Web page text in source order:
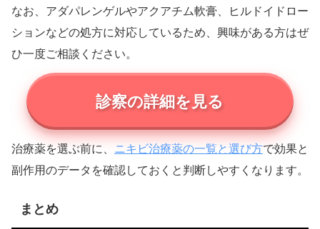
なお、アダパレンゲルやアクアチム軟膏、ヒルドイドロー
ションなどの処方に対応しているため、興味がある方はぜ
ひ一度ご相談ください。
診察の詳細を見る
治療薬を選ぶ前に、 ニキビ治療薬の一覧と選び方で効果と
副作用のデータを確認しておくと判断しやすくなります。
まとめ